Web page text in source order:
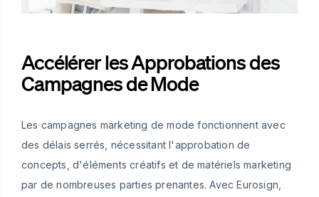
Accélérer les Approbations des
Campagnes de Mode
Les campagnes marketing de mode fonctionnent avec
des délais serrés, nécessitant l'approbation de
concepts, d'éléments créatifs et de matériels marketing
par de nombreuses parties prenantes. Avec Eurosign,